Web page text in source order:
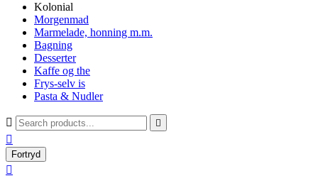
Kolonial
Morgenmad
Marmelade, honning m.m.
Bagning
Desserter
Kaffe og the
Frys-selv is
Pasta & Nudler
 

Fortryd
